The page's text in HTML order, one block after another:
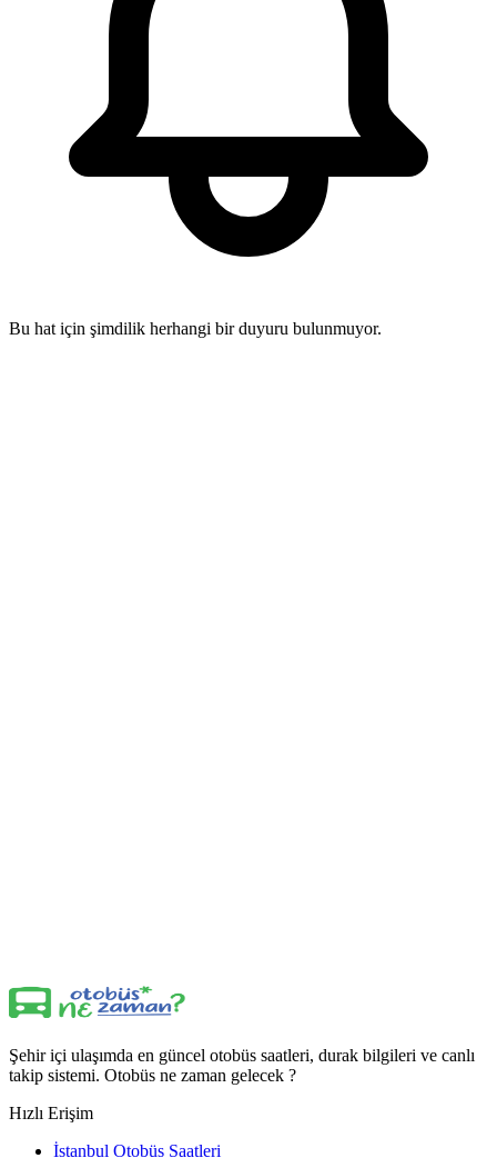
Bu hat için şimdilik herhangi bir duyuru bulunmuyor.
Şehir içi ulaşımda en güncel otobüs saatleri, durak bilgileri ve canlı
takip sistemi. Otobüs ne zaman gelecek ?
Hızlı Erişim
İstanbul Otobüs Saatleri